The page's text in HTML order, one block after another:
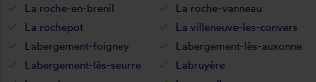
La roche-en-brenil
La roche-vanneau
La rochepot
La villeneuve-les-convers
Labergement-foigney
Labergement-lès-auxonne
Labergement-lès-seurre
Labruyère